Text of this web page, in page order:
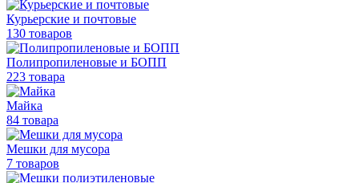
Курьерские и почтовые
130 товаров
Полипропиленовые и БОПП
223 товара
Майка
84 товара
Мешки для мусора
7 товаров